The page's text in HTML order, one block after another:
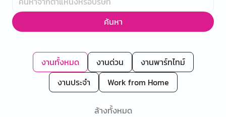
ค้นหา
งานทั้งหมด งานด่วน
งานพาร์ทไทม์
งานประจำ
Work from Home
ล้างทั้งหมด